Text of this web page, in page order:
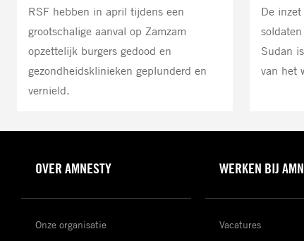
RSF hebben in april tijdens een
grootschalige aanval op Zamzam
opzettelijk burgers gedood en
gezondheidsklinieken geplunderd en
vernield.
De inzet
Sudan
van het
OVER AMNESTY
Onze organisatie
WERKEN BIJ
Vacatures